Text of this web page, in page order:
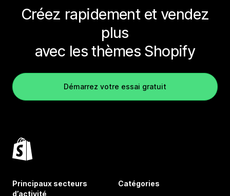
Créez rapidement et vendez
plus
avec les thèmes Shopify
Démarrez votre essai gratuit
Principaux secteurs
d’activité
Catégories